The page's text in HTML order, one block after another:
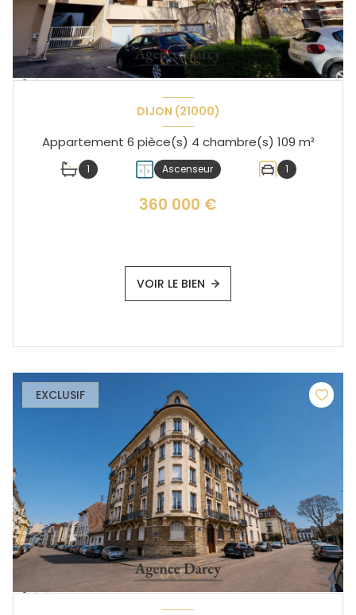
DIJON (21000)
Appartement 6 pièce(s) 4 chambre(s) 109 m²
1 Ascenseur 1
360 000 €
VOIR LE BIEN
EXCLUSIF